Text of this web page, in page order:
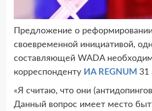
Предложение о реформировании
своевременной инициативой,
составляющей WADA
корреспонденту ИА REGNUM 31
«Я считаю, что они
Данный вопрос имеет место